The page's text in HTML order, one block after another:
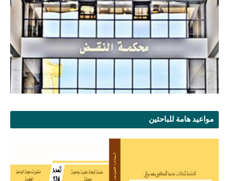
مواعيد هامة للباحثين